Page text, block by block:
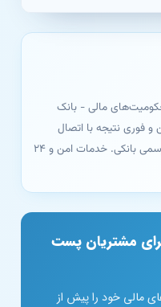
مالی - بانک
نتیجه با اتصال
مستقیم به سامانه‌های رسمی بانکی. خدمات امن و ۲۴
مشتریان پست
خود را پیش از